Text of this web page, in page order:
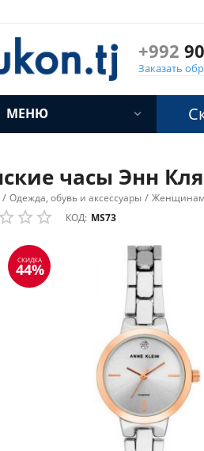
+992
Заказать
МЕНЮ
часы Энн
/ Одежда, обувь и аксессуары / Женщинам
КОД: MS73
СКИДКА
44%